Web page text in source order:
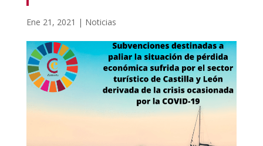
Ene 21, 2021 | Noticias